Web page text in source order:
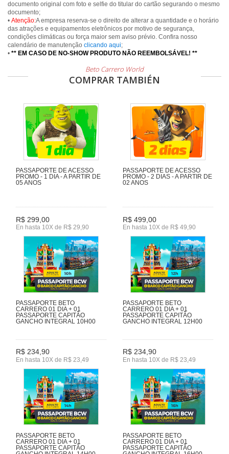
documento original com foto e selfie do titular do cartão segurando o mesmo
documento;
• Atenção:A empresa reserva-se o direito de alterar a quantidade e o horário
das atrações e equipamentos eletrônicos por motivo de segurança,
condições climáticas ou força maior sem aviso prévio. Confira nosso
calendário de manutenção clicando aqui;
• ** EM CASO DE NO-SHOW PRODUTO NÃO REEMBOLSÁVEL! **
Beto Carrero World
COMPRAR TAMBIÉN
PASSAPORTE DE ACESSO
PROMO - 1 DIA - A PARTIR DE
05 ANOS
R$ 299,00
En hasta 10X de R$ 29,90
PASSAPORTE DE ACESSO
PROMO - 2 DIAS - A PARTIR DE
02 ANOS
R$ 499,00
En hasta 10X de R$ 49,90
PASSAPORTE BETO
CARRERO 01 DIA + 01
PASSAPORTE CAPITÃO
GANCHO INTEGRAL 10H00
R$ 234,90
En hasta 10X de R$ 23,49
PASSAPORTE BETO
CARRERO 01 DIA + 01
PASSAPORTE CAPITÃO
GANCHO INTEGRAL 12H00
R$ 234,90
En hasta 10X de R$ 23,49
PASSAPORTE BETO
CARRERO 01 DIA + 01
PASSAPORTE CAPITÃO
PASSAPORTE BETO
CARRERO 01 DIA + 01
PASSAPORTE CAPITÃO